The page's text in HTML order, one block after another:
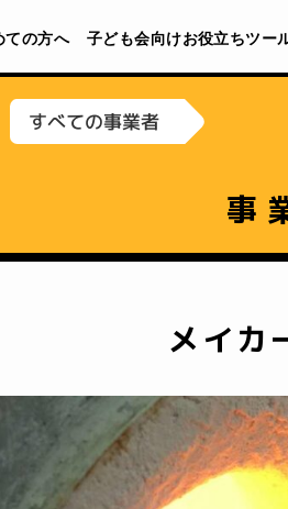
ての方へ 子ども会向けお役立ちツー
すべての事業者
事
メイカ